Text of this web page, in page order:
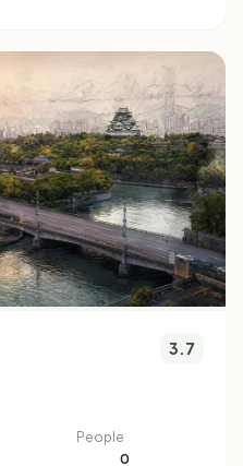
3.7
People
0